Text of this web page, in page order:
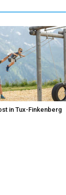
in Tux-Finkenberg